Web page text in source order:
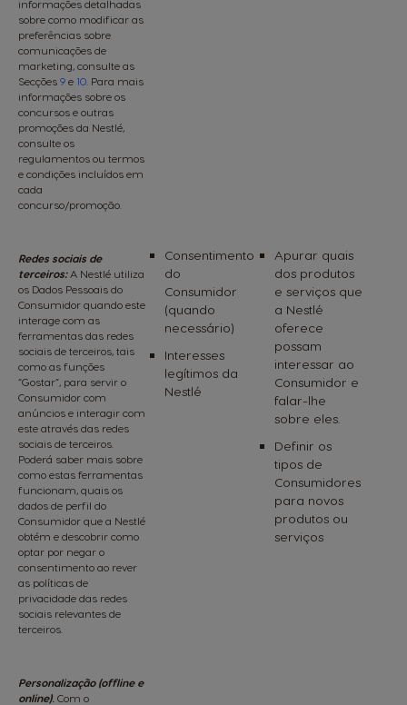
informações detalhadas
sobre como modificar as
preferências sobre
comunicações de
marketing, consulte as
Secções 9 e 10 . Para mais
informações sobre os
concursos e outras
promoções da Nestlé,
consulte os
regulamentos ou termos
e condições incluídos em
cada
concurso/promoção.
Redes sociais de
terceiros:A Nestlé utiliza
os Dados Pessoais do
Consumidor quando este
interage com as
ferramentas das redes
sociais de terceiros, tais
como as funções
“Gostar”, para servir o
Consumidor com
anúncios e interagir com
este através das redes
sociais de terceiros.
Poderá saber mais sobre
como estas ferramentas
funcionam, quais os
dados de perfil do
Consumidor que a Nestlé
obtém e descobrir como
optar por negar o
consentimento ao rever
as políticas de
privacidade das redes
sociais relevantes de
terceiros.
Consentimento
do
Consumidor
(quando
necessário)
Interesses
legítimos da
Nestlé
Apurar quais
dos produtos
e serviços que
a Nestlé
oferece
possam
interessar ao
Consumidor e
falar-lhe
sobre eles.
Definir os
tipos de
Consumidores
para novos
produtos ou
serviços
Personalização (offline e
online). Com o